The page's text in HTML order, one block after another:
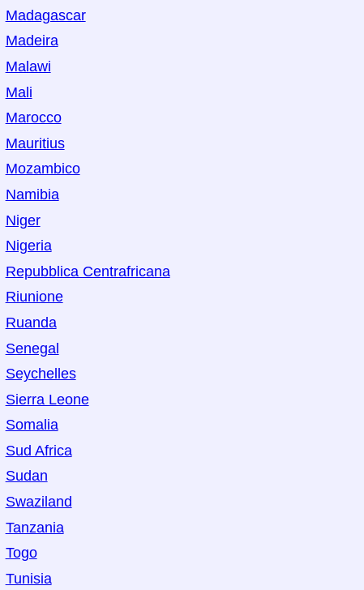
Madagascar
Madeira
Malawi
Mali
Marocco
Mauritius
Mozambico
Namibia
Niger
Nigeria
Repubblica Centrafricana
Riunione
Ruanda
Senegal
Seychelles
Sierra Leone
Somalia
Sud Africa
Sudan
Swaziland
Tanzania
Togo
Tunisia